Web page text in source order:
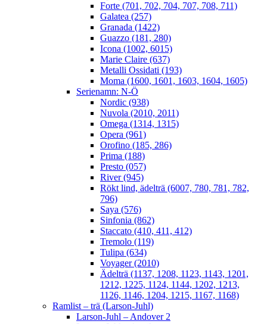
Forte (701, 702, 704, 707, 708, 711)
Galatea (257)
Granada (1422)
Guazzo (181, 280)
Icona (1002, 6015)
Marie Claire (637)
Metalli Ossidati (193)
Moma (1600, 1601, 1603, 1604, 1605)
Serienamn: N-Ö
Nordic (938)
Nuvola (2010, 2011)
Omega (1314, 1315)
Opera (961)
Orofino (185, 286)
Prima (188)
Presto (057)
River (945)
Rökt lind, ädelträ (6007, 780, 781, 782,
796)
Saya (576)
Sinfonia (862)
Staccato (410, 411, 412)
Tremolo (119)
Tulipa (634)
Voyager (2010)
Ädelträ (1137, 1208, 1123, 1143, 1201,
1212, 1225, 1124, 1144, 1202, 1213,
1126, 1146, 1204, 1215, 1167, 1168)
Ramlist – trä (Larson-Juhl)
Larson-Juhl – Andover 2